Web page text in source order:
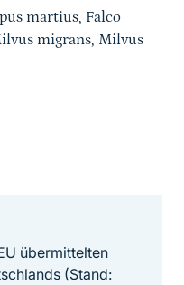
martius, Falco
migrans, Milvus
übermittelten
(Stand: